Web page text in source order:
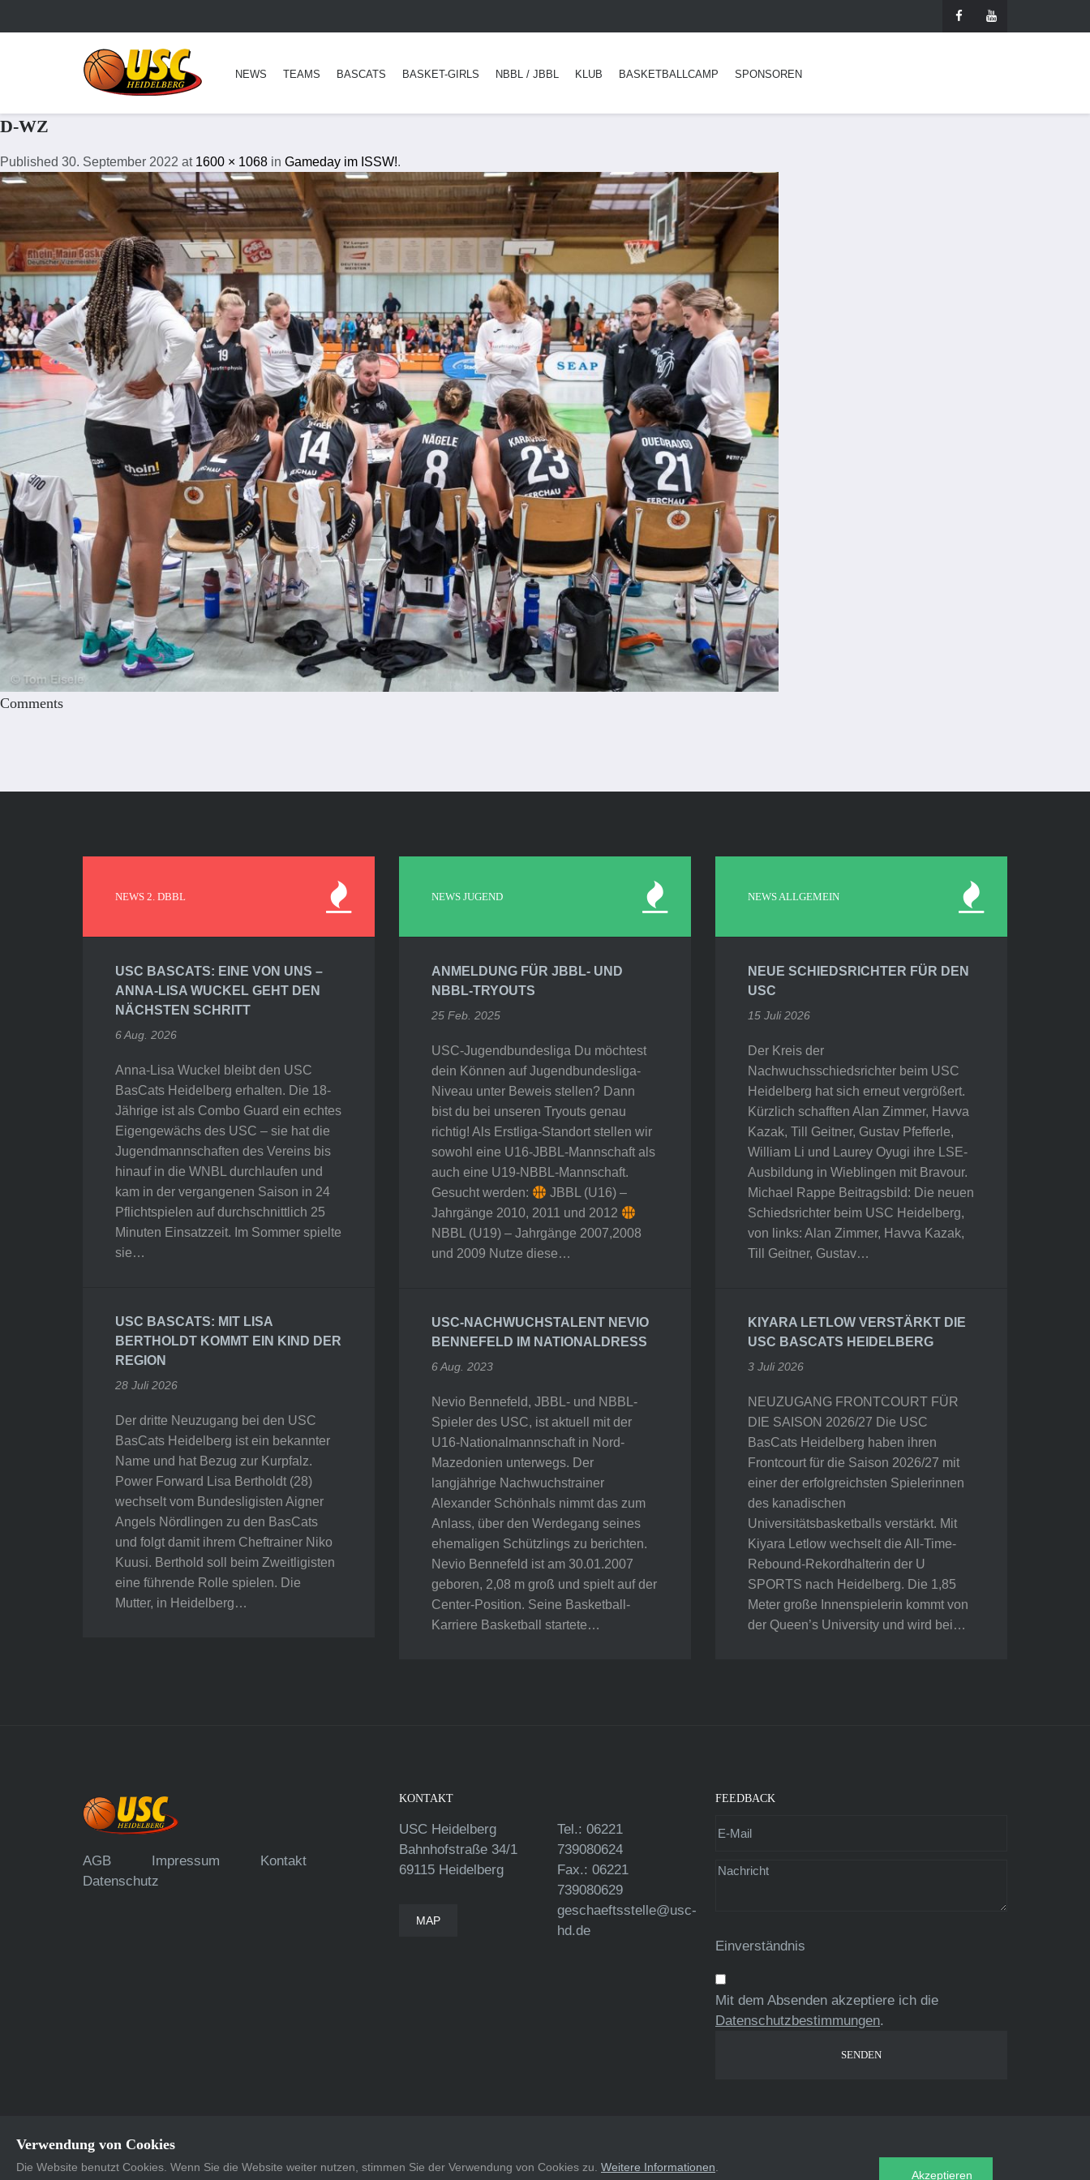
NEWS TEAMS BASCATS BASKET-GIRLS NBBL / JBBL KLUB BASKETBALLCAMP SPONSOREN
D-WZ
Published 30. September 2022 at 1600 × 1068 in Gameday im ISSW!.
Comments
NEWS 2. DBBL
USC BASCATS: EINE VON UNS –
ANNA-LISA WUCKEL GEHT DEN
NÄCHSTEN SCHRITT
6 Aug. 2026
Anna-Lisa Wuckel bleibt den USC
BasCats Heidelberg erhalten. Die 18-
Jährige ist als Combo Guard ein echtes
Eigengewächs des USC – sie hat die
Jugendmannschaften des Vereins bis
hinauf in die WNBL durchlaufen und
kam in der vergangenen Saison in 24
Pflichtspielen auf durchschnittlich 25
Minuten Einsatzzeit. Im Sommer spielte
sie…
USC BASCATS: MIT LISA
BERTHOLDT KOMMT EIN KIND DER
REGION
28 Juli 2026
Der dritte Neuzugang bei den USC
BasCats Heidelberg ist ein bekannter
Name und hat Bezug zur Kurpfalz.
Power Forward Lisa Bertholdt (28)
wechselt vom Bundesligisten Aigner
Angels Nördlingen zu den BasCats
und folgt damit ihrem Cheftrainer Niko
Kuusi. Berthold soll beim Zweitligisten
eine führende Rolle spielen. Die
Mutter, in Heidelberg…
NEWS JUGEND
ANMELDUNG FÜR JBBL- UND
NBBL-TRYOUTS
25 Feb. 2025
USC-Jugendbundesliga Du möchtest
dein Können auf Jugendbundesliga-
Niveau unter Beweis stellen? Dann
bist du bei unseren Tryouts genau
richtig! Als Erstliga-Standort stellen wir
sowohl eine U16-JBBL-Mannschaft als
auch eine U19-NBBL-Mannschaft.
Gesucht werden:
JBBL (U16) –
Jahrgänge 2010, 2011 und 2012
NBBL (U19) – Jahrgänge 2007,2008
und 2009 Nutze diese…
USC-NACHWUCHSTALENT NEVIO
BENNEFELD IM NATIONALDRESS
6 Aug. 2023
Nevio Bennefeld, JBBL- und NBBL-
Spieler des USC, ist aktuell mit der
U16-Nationalmannschaft in Nord-
Mazedonien unterwegs. Der
langjährige Nachwuchstrainer
Alexander Schönhals nimmt das zum
Anlass, über den Werdegang seines
ehemaligen Schützlings zu berichten.
Nevio Bennefeld ist am 30.01.2007
geboren, 2,08 m groß und spielt auf der
Center-Position. Seine Basketball-
Karriere Basketball startete…
NEWS ALLGEMEIN
NEUE SCHIEDSRICHTER FÜR DEN
USC
15 Juli 2026
Der Kreis der
Nachwuchsschiedsrichter beim USC
Heidelberg hat sich erneut vergrößert.
Kürzlich schafften Alan Zimmer, Havva
Kazak, Till Geitner, Gustav Pfefferle,
William Li und Laurey Oyugi ihre LSE-
Ausbildung in Wieblingen mit Bravour.
Michael Rappe Beitragsbild: Die neuen
Schiedsrichter beim USC Heidelberg,
von links: Alan Zimmer, Havva Kazak,
Till Geitner, Gustav…
KIYARA LETLOW VERSTÄRKT DIE
USC BASCATS HEIDELBERG
3 Juli 2026
NEUZUGANG FRONTCOURT FÜR
DIE SAISON 2026/27 Die USC
BasCats Heidelberg haben ihren
Frontcourt für die Saison 2026/27 mit
einer der erfolgreichsten Spielerinnen
des kanadischen
Universitätsbasketballs verstärkt. Mit
Kiyara Letlow wechselt die All-Time-
Rebound-Rekordhalterin der U
SPORTS nach Heidelberg. Die 1,85
Meter große Innenspielerin kommt von
der Queen’s University und wird bei…
AGB Impressum
Kontakt
Datenschutz
KONTAKT
USC Heidelberg
Bahnhofstraße 34/1
69115 Heidelberg
MAP
Tel.: 06221
739080624
Fax.: 06221
739080629
geschaeftsstelle@usc-
hd.de
FEEDBACK
Einverständnis
Mit dem Absenden akzeptiere ich die
Datenschutzbestimmungen.
Verwendung von Cookies
Die Website benutzt Cookies. Wenn Sie die Website weiter nutzen, stimmen Sie der Verwendung von Cookies zu. Weitere Informationen
Akzeptieren